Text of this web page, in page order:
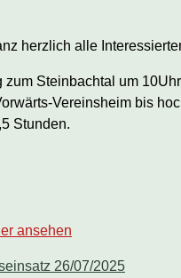
herzlich alle
zum Steinbachtal um 10Uhr
Vereinsheim bis
Stunden.
ansehen
26/07/2025